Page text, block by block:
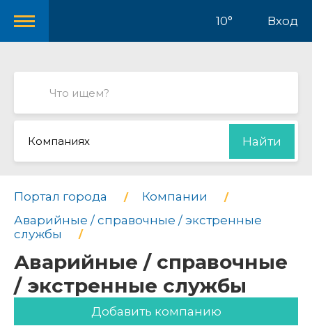
10° Вход
Компаниях Найти
Портал города
Компании
Аварийные / справочные / экстренные
службы
Аварийные / справочные
/ экстренные службы
Добавить компанию